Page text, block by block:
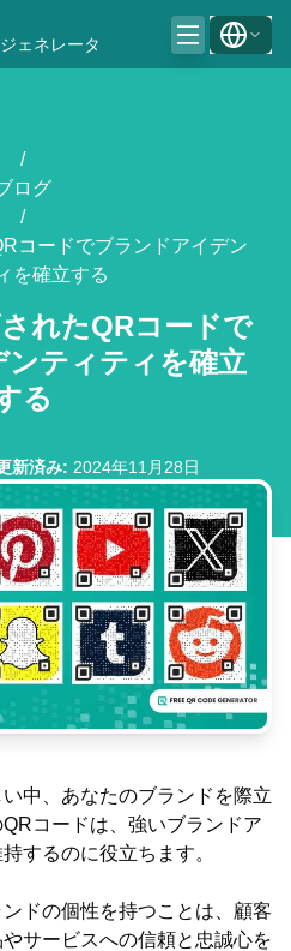
ェネレータ
/
ログ
/
コードでブランドアイデン
を確立する
れたQRコードで
ティティを確立
る
新済み: 2024年11月28日
中、あなたのブランドを際立
コードは、強いブランドア
するのに役立ちます。
ドの個性を持つことは、顧客
サービスへの信頼と忠誠心を